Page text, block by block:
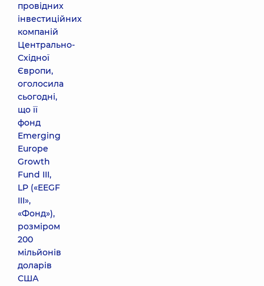
провідних
інвестиційних
компаній
Центрально-
Східної
Європи,
оголосила
сьогодні,
що її
фонд
Emerging
Europe
Growth
Fund III,
LP («EEGF
III»,
«Фонд»),
розміром
200
мільйонів
доларів
США